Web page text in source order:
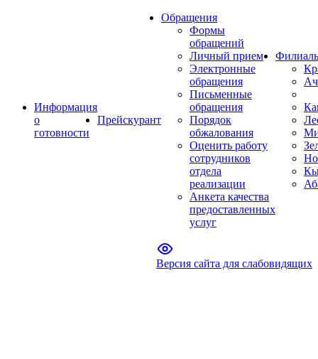
Информация
о
готовности
Прейскурант
Обращения
Формы
обращений
Личный прием
Электронные
обращения
Письменные
обращения
Порядок
обжалования
Оценить работу
сотрудников
отдела
реализации
Анкета качества
предоставленных
услуг
Версия сайта для слабовидящих